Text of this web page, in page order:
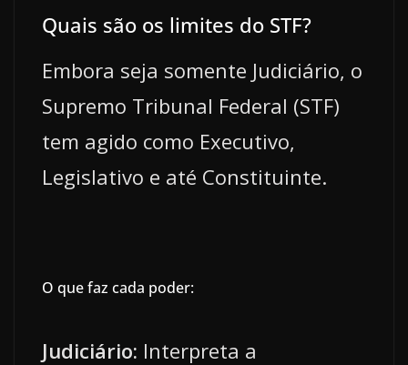
Quais são os limites do STF?
Embora seja somente Judiciário, o
Supremo Tribunal Federal (STF)
tem agido como Executivo,
Legislativo e até Constituinte.
O que faz cada poder:
Judiciário: Interpreta a